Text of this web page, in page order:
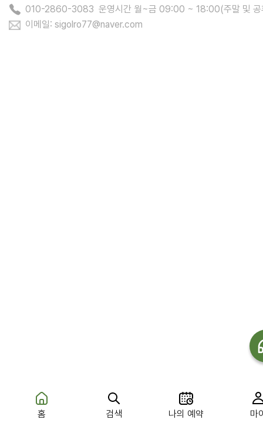
홈 검색 나의 예약 마
010-2860-3083 운영시간 월~금 09:00 ~ 18:00(주말 및 공
이메일: sigolro77@naver.com